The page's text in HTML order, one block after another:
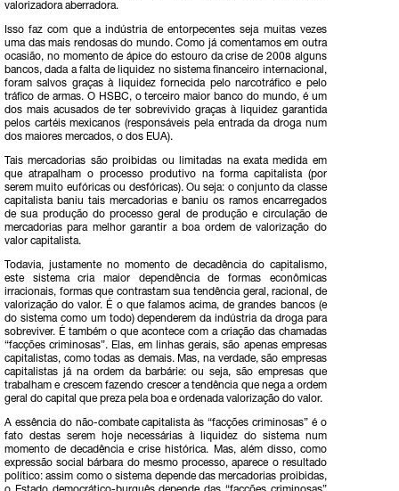
valorizadora aberradora.
Isso faz com que a indústria de entorpecentes seja muitas vezes
uma das mais rendosas do mundo. Como já comentamos em outra
ocasião, no momento de ápice do estouro da crise de 2008 alguns
bancos, dada a falta de liquidez no sistema financeiro internacional,
foram salvos graças à liquidez fornecida pelo narcotráfico e pelo
tráfico de armas. O HSBC, o terceiro maior banco do mundo, é um
dos mais acusados de ter sobrevivido graças à liquidez garantida
pelos cartéis mexicanos (responsáveis pela entrada da droga num
dos maiores mercados, o dos EUA).
Tais mercadorias são proibidas ou limitadas na exata medida em
que atrapalham o processo produtivo na forma capitalista (por
serem muito eufóricas ou desfóricas). Ou seja: o conjunto da classe
capitalista baniu tais mercadorias e baniu os ramos encarregados
de sua produção do processo geral de produção e circulação de
mercadorias para melhor garantir a boa ordem de valorização do
valor capitalista.
Todavia, justamente no momento de decadência do capitalismo,
este sistema cria maior dependência de formas econômicas
irracionais, formas que contrastam sua tendência geral, racional, de
valorização do valor. É o que falamos acima, de grandes bancos (e
do sistema como um todo) dependerem da indústria da droga para
sobreviver. É também o que acontece com a criação das chamadas
“facções criminosas”. Elas, em linhas gerais, são apenas empresas
capitalistas, como todas as demais. Mas, na verdade, são empresas
capitalistas já na ordem da barbárie: ou seja, são empresas que
trabalham e crescem fazendo crescer a tendência que nega a ordem
geral do capital que preza pela boa e ordenada valorização do valor.
A essência do não-combate capitalista às “facções criminosas” é o
fato destas serem hoje necessárias à liquidez do sistema num
momento de decadência e crise histórica. Mas, além disso, como
expressão social bárbara do mesmo processo, aparece o resultado
político: assim como o sistema depende das mercadorias proibidas,